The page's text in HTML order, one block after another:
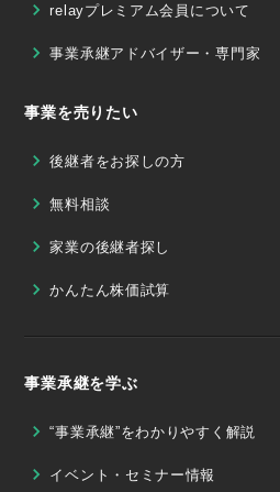
relayプレミアム会員について
事業承継アドバイザー・専門家
事業を売りたい
後継者をお探しの方
無料相談
家業の後継者探し
かんたん株価試算
事業承継を学ぶ
“事業承継”をわかりやすく解説
イベント・セミナー情報